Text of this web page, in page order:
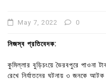
May 7, 2022 0
নিজস্ব প্রতিবেদক:
কুমিল্লার বুড়িচংয়ে ভৈরবপুরে পাওনা
রেখে নির্যাতনের ঘটনায় ৩ জনকে